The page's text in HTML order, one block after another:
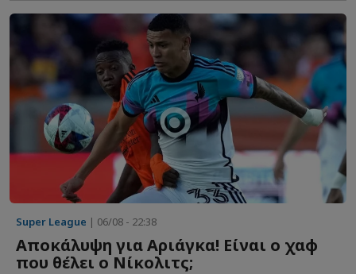
Super League | 06/08 - 22:38
Αποκάλυψη για Αριάγκα! Είναι ο χαφ
που θέλει ο Νίκολιτς;